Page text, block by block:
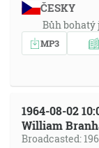
ČESKY
Bůh
MP3
1964-08-02
William
Broadcasted: